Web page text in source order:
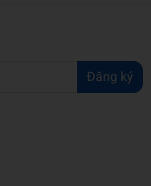
qua những con đường
Đăng ký